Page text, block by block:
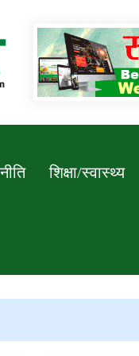
Newssarokar
शिक्षा/स्वास्थ्य